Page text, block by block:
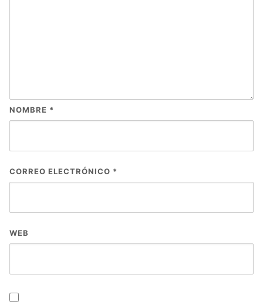
NOMBRE *
CORREO ELECTRÓNICO *
WEB